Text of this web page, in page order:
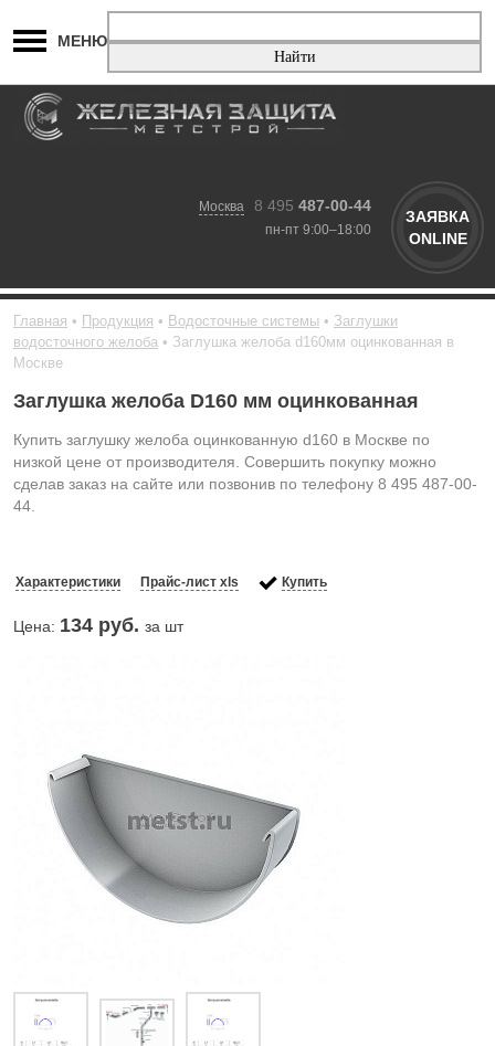
МЕНЮ
Москва 8 495 487-00-44
пн-пт 9:00–18:00
ЗАЯВКА
ONLINE
Главная Продукция Водосточные системы
Заглушки
водосточного желоба
Заглушка желоба d160мм оцинкованная в
Москве
Заглушка желоба D160 мм оцинкованная
Купить заглушку желоба оцинкованную d160 в Москве по
низкой цене от производителя. Совершить покупку можно
сделав заказ на сайте или позвонив по телефону 8 495 487-00-
44.
Характеристики Прайс-лист xls Купить
Цена: 134 руб. за шт